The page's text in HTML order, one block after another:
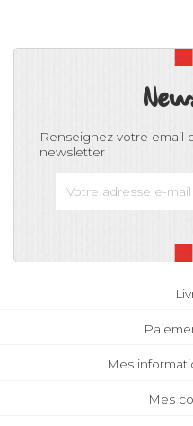
Renseignez votre email
newsletter
Mes
Mes